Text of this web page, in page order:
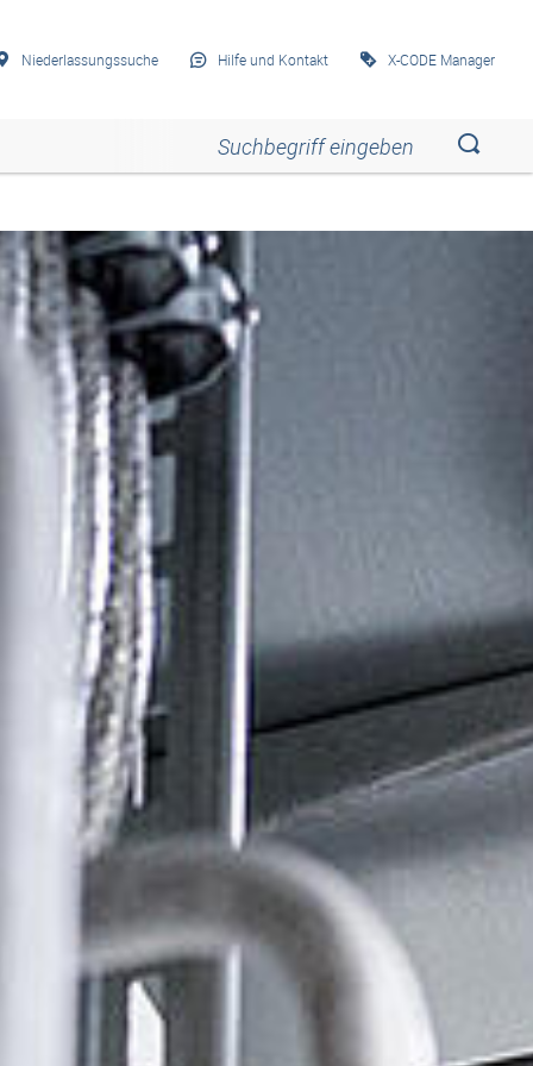
Niederlassungssuche Hilfe und Kontakt X-CODE Manager